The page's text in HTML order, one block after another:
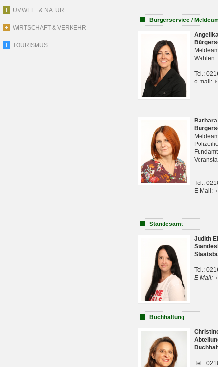
UMWELT & NATUR
WIRTSCHAFT & VERKEHR
TOURISMUS
Bürgerservice /
Wahlen
Tel.:
e-mail:
Tel.:
E-Mail:
Standesamt
Judith
Tel.:
E-Mail:
Buchhaltung
Tel.: